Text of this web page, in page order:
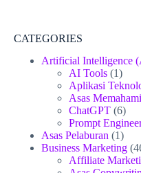
CATEGORIES
Artificial Intelligence
AI Tools (1)
Aplikasi
Asas
ChatGPT (6)
Prompt
Asas Pelaburan (1)
Business Marketing
Affiliate